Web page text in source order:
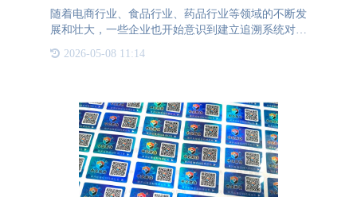
随着电商行业、食品行业、药品行业等领域的不断发
展和壮大，一些企业也开始意识到建立追溯系统对于
提升自身管理水平和售后服务的重要性，并采用了先
进的物联网技术和云计算技术实现对于产品的误检
2026-05-08 11:14